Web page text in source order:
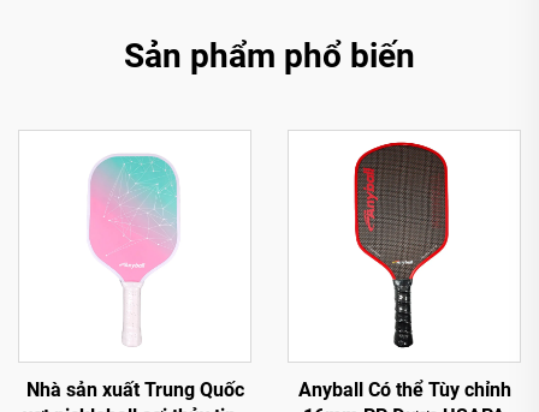
Sản phẩm phổ biến
Nhà sản xuất Trung Quốc
Anyball Có thể Tùy chỉnh